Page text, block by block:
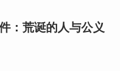
：荒诞的人与公义